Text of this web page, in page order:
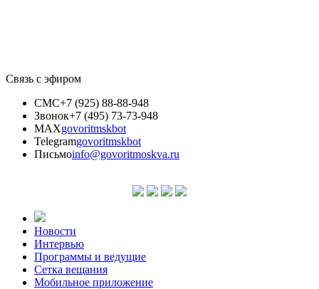
Связь с эфиром
СМС+7 (925) 88-88-948
Звонок+7 (495) 73-73-948
MAXgovoritmskbot
Telegramgovoritmskbot
Письмоinfo@govoritmoskva.ru
Новости
Интервью
Программы и ведущие
Сетка вещания
Мобильное приложение